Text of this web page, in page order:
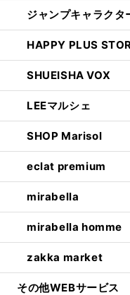
ジャンプキャラクタ
HAPPY PLUS
SHUEISHA VOX
LEEマルシェ
SHOP Marisol
eclat premium
mirabella
mirabella homme
zakka market
その他WEBサービス